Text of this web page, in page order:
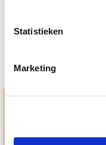
Statistieken
Marketing
allemaal voor doen. Bij